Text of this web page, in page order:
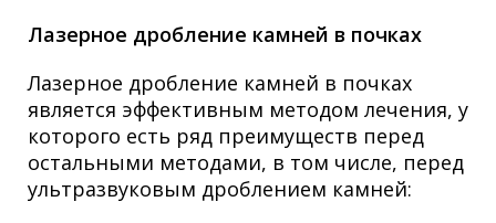
Лазерное дробление камней в почках
Лазерное дробление камней в почках
является эффективным методом лечения, у
которого есть ряд преимуществ перед
остальными методами, в том числе, перед
ультразвуковым дроблением камней: